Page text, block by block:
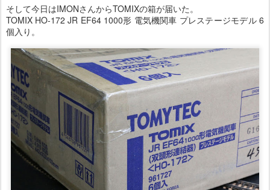
そして今日はIMONさんからTOMIXの箱が届いた。
TOMIX HO-172 JR EF64 1000形 電気機関車 プレステージモデル 6
個入り。